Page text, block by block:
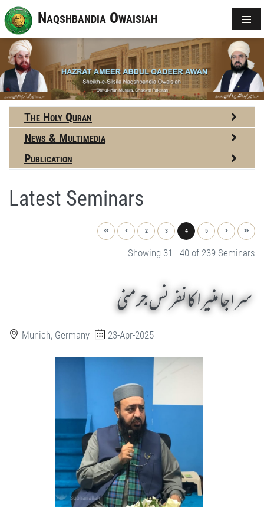
Naqshbandia Owaisiah
The Holy Quran
News & Multimedia
Publication
Latest Seminars
2 3 4 5
Showing 31 - 40 of 239 Seminars
سراجا منیرا کانفرنس جرمنی
Munich, Germany 23-Apr-2025